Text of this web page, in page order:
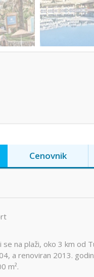
Cenovnik
se na plaži, oko 3 km
a renoviran 2013.
m².